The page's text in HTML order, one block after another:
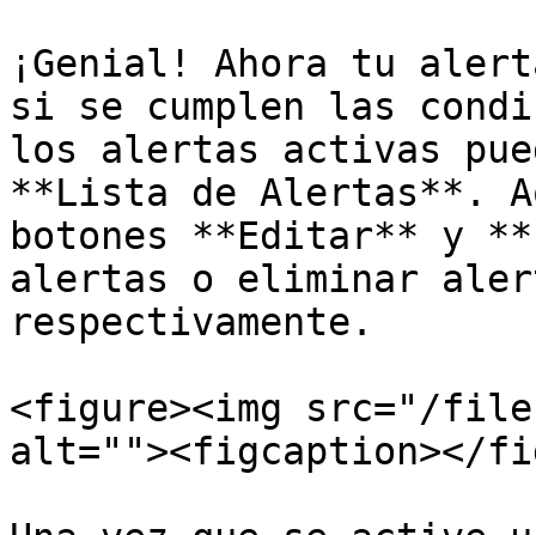
¡Genial! Ahora tu
si se cumplen las
los alertas activas
**Lista de Alertas**.
botones **Editar** y
alertas o eliminar
respectivamente.
<figure><img src="/files/
alt=""><figcaption></